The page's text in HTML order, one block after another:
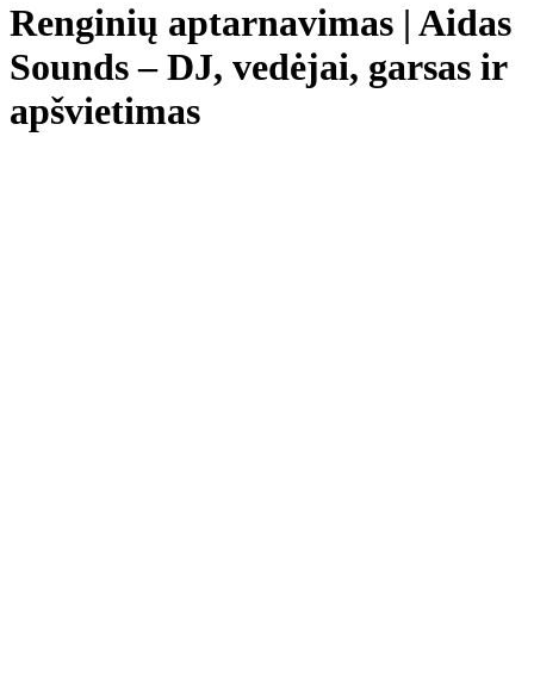
Renginių aptarnavimas | Aidas
Sounds – DJ, vedėjai, garsas ir
apšvietimas